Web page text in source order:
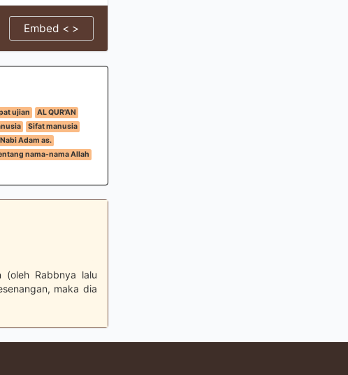
Embed < >
ujian
AL QUR'AN
Sifat manusia
Nabi Adam as.
nama-nama Allah
(oleh Rabbnya lalu
maka dia